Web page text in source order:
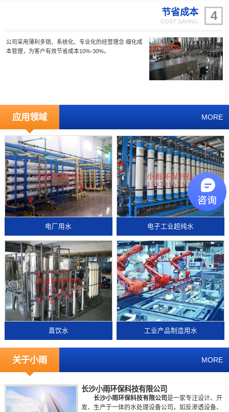
4
节省成本
COST SAVING
公司采用薄利多销、系统化、专业化的经营理念 细化成
本管理，为客户有效节省成本10%-30%。
应用领域 MORE
电厂用水 电子工业超纯水
直饮水 工业产品制造用水
关于小雨 MORE
长沙小雨环保科技有限公司
长沙小雨环保科技有限公司是一家专注设计、开
发、生产于一体的水处理设备公司，如反渗透设备、